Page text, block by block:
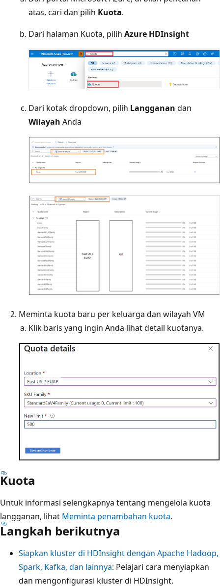
atas, cari dan pilih Kuota.
Dari halaman Kuota, pilih Azure HDInsight
Dari kotak dropdown, pilih Langganan dan
Wilayah Anda
Meminta kuota baru per keluarga dan wilayah VM
Klik baris yang ingin Anda lihat detail kuotanya.
Kuota
Untuk informasi selengkapnya tentang mengelola kuota
langganan, lihat Meminta penambahan kuota.
Langkah berikutnya
Siapkan kluster di HDInsight dengan Apache Hadoop,
Spark, Kafka, dan lainnya: Pelajari cara menyiapkan
dan mengonfigurasi kluster di HDInsight.